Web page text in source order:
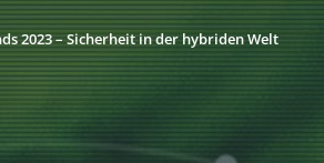
2023 – Sicherheit in der hybriden Welt